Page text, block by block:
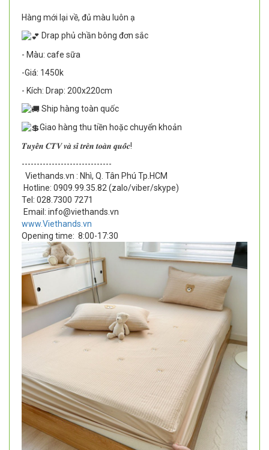
Hàng mới lại về, đủ màu luôn ạ
Drap phủ chần bông đơn sắc
- Màu: cafe sữa
-Giá: 1450k
- Kích: Drap: 200x220cm
Ship hàng toàn quốc
Giao hàng thu tiền hoặc chuyển khoản
𝑻𝒖𝒚𝒆̂̉𝒏 𝑪𝑻𝑽 𝒗𝒂̀ 𝒔𝒊̉ 𝒕𝒓𝒆̂𝒏 𝒕𝒐𝒂̀𝒏 𝒒𝒖𝒐̂́𝒄!
------------------------------
Viethands.vn : Nhì, Q. Tân Phú Tp.HCM
Hotline: 0909.99.35.82 (zalo/viber/skype)
Tel: 028.7300 7271
Email: info@viethands.vn
www.Viethands.vn
Opening time: 8:00-17:30